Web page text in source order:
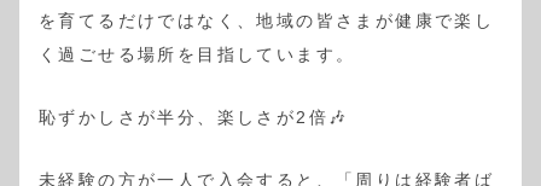
を育てるだけではなく、地域の皆さまが健康で楽し
く過ごせる場所を目指しています。
恥ずかしさが半分、楽しさが2倍🎶
未経験の方が一人で入会すると、「周りは経験者ば